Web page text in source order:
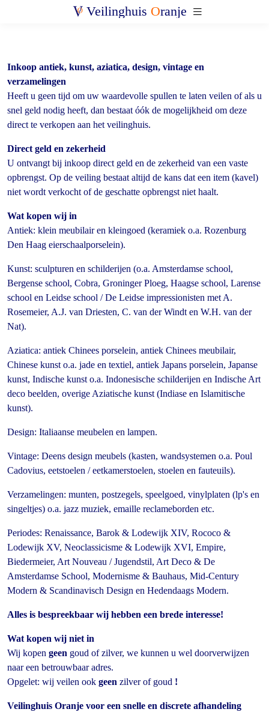
Veilinghuis Oranje
Inkoop antiek, kunst, aziatica, design, vintage en
verzamelingen
Heeft u geen tijd om uw waardevolle spullen te laten veilen of als u
snel geld nodig heeft, dan bestaat óók de mogelijkheid om deze
direct te verkopen aan het veilinghuis.
Direct geld en zekerheid
U ontvangt bij inkoop direct geld en de zekerheid van een vaste
opbrengst. Op de veiling bestaat altijd de kans dat een item (kavel)
niet wordt verkocht of de geschatte opbrengst niet haalt.
Wat kopen wij in
Antiek: klein meubilair en kleingoed (keramiek o.a. Rozenburg
Den Haag eierschaalporselein).
Kunst: sculpturen en schilderijen (o.a. Amsterdamse school,
Bergense school, Cobra, Groninger Ploeg, Haagse school, Larense
school en Leidse school / De Leidse impressionisten met A.
Rosemeier, A.J. van Driesten, C. van der Windt en W.H. van der
Nat).
Aziatica: antiek Chinees porselein, antiek Chinees meubilair,
Chinese kunst o.a. jade en textiel, antiek Japans porselein, Japanse
kunst, Indische kunst o.a. Indonesische schilderijen en Indische Art
deco beelden, overige Aziatische kunst (Indiase en Islamitische
kunst).
Design: Italiaanse meubelen en lampen.
Vintage: Deens design meubels (kasten, wandsystemen o.a. Poul
Cadovius, eetstoelen / eetkamerstoelen, stoelen en fauteuils).
Verzamelingen: munten, postzegels, speelgoed, vinylplaten (lp's en
singeltjes) o.a. jazz muziek, emaille reclameborden etc.
Periodes: Renaissance, Barok & Lodewijk XIV, Rococo &
Lodewijk XV, Neoclassicisme & Lodewijk XVI, Empire,
Biedermeier, Art Nouveau / Jugendstil, Art Deco & De
Amsterdamse School, Modernisme & Bauhaus, Mid-Century
Modern & Scandinavisch Design en Hedendaags Modern.
Alles is bespreekbaar wij hebben een brede interesse!
Wat kopen wij niet in
Wij kopen geen goud of zilver, we kunnen u wel doorverwijzen
naar een betrouwbaar adres.
Opgelet: wij veilen ook geen zilver of goud !
Veilinghuis Oranje voor een snelle en discrete afhandeling